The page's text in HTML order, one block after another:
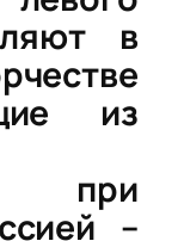
в
из
при
–